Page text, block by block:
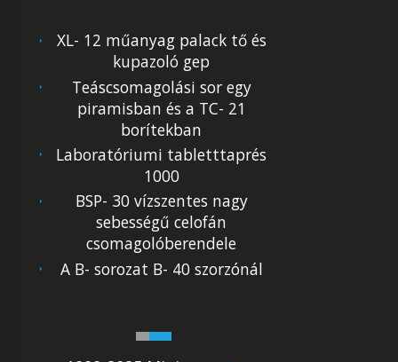
XL- 12 műanyag palack tő és
kupazoló gep
Teáscsomagolási sor egy
piramisban és a TC- 21
borítekban
Laboratóriumi tabletttaprés
1000
BSP- 30 vízszentes nagy
sebességű celofán
csomagolóberendele
A B- sorozat B- 40 szorzónál